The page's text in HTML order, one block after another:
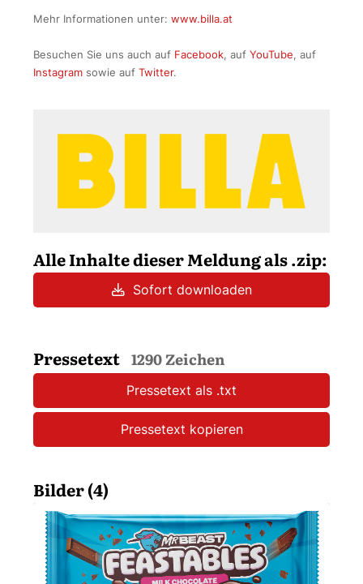
Mehr Informationen unter: www.billa.at
Besuchen Sie uns auch auf Facebook, auf YouTube, auf
Instagram sowie auf Twitter.
Alle Inhalte dieser Meldung als .zip:
Sofort downloaden
Pressetext 1290 Zeichen
Pressetext als .txt
Pressetext kopieren
Bilder (4)